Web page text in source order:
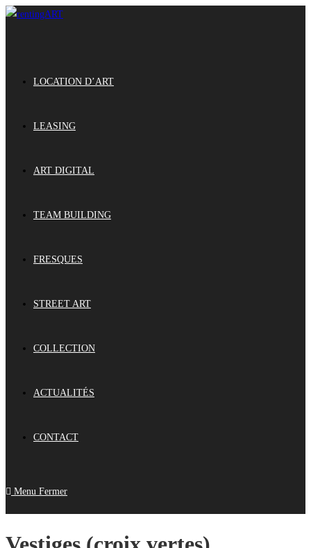
LOCATION D’ART
LEASING
ART DIGITAL
TEAM BUILDING
FRESQUES
STREET ART
COLLECTION
ACTUALITÉS
CONTACT
Menu Fermer